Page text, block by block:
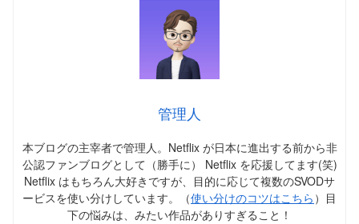
管理人
本ブログの主宰者で管理人。Netflix が日本に進出する前から非
公認ファンブログとして（勝手に） Netflix を応援してます(笑)
Netflix はもちろん大好きですが、目的に応じて複数のSVODサ
ービスを使い分けしています。（使い分けのコツはこちら ）目
下の悩みは、みたい作品がありすぎること！